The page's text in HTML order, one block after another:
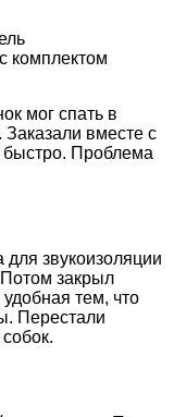
комплектом
мог спать в
вместе с
Проблема
звукоизоляции
закрыл
тем, что
Перестали